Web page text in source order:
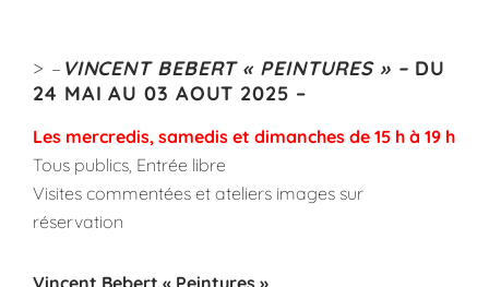
> – VINCENT BEBERT « PEINTURES » – DU
24 MAI AU 03 AOUT 2025 –
Les mercredis, samedis et dimanches de 15 h à 19 h
Tous publics, Entrée libre
Visites commentées et ateliers images sur
réservation
Vincent Bebert « Peintures »